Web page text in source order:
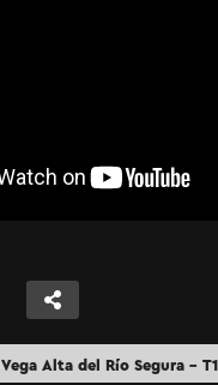
Vega Alta del Río Segura –